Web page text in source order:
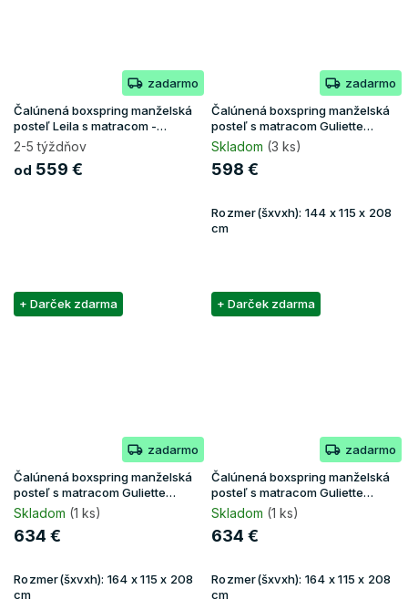
zadarmo
Čalúnená boxspring manželská
posteľ Leila s matracom -
tmavomodrá
2-5 týždňov
od 559 €
zadarmo
Čalúnená boxspring manželská
posteľ s matracom Guliette
140x200 - béžová
Skladom (3 ks)
598 €
Rozmer(šxvxh): 144 x 115 x 208
cm
+ Darček zdarma
zadarmo
Čalúnená boxspring manželská
posteľ s matracom Guliette
160x200 - béžová
Skladom (1 ks)
634 €
Rozmer(šxvxh): 164 x 115 x 208
cm
+ Darček zdarma
zadarmo
Čalúnená boxspring manželská
posteľ s matracom Guliette
160x200 - sivá
Skladom (1 ks)
634 €
Rozmer(šxvxh): 164 x 115 x 208
cm